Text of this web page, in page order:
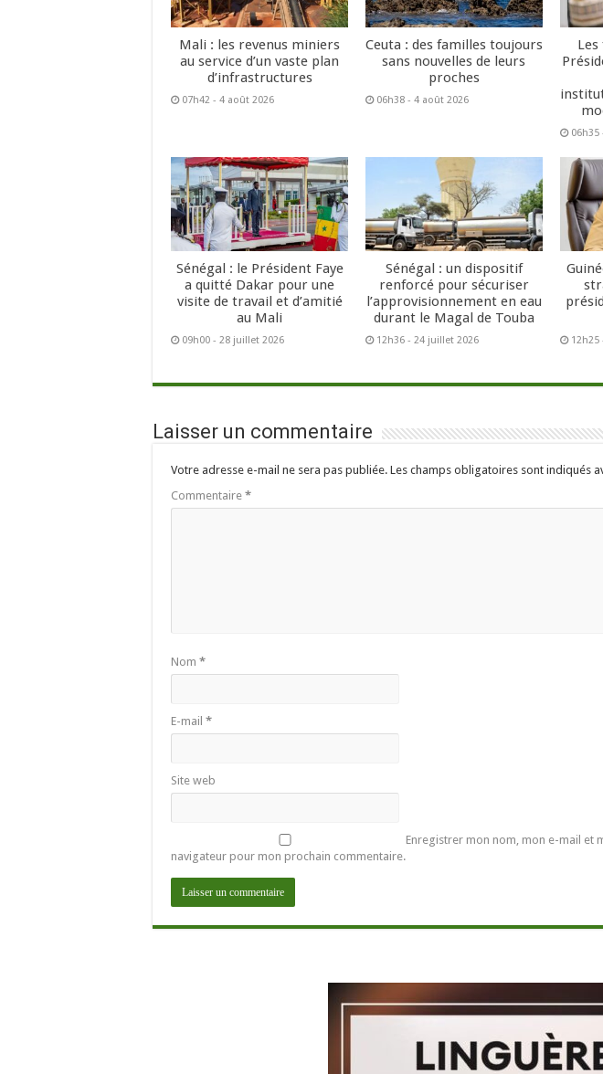
Mali : les revenus miniers
au service d’un vaste plan
d’infrastructures
07h42 - 4 août 2026
Ceuta : des familles toujours
sans nouvelles de leurs
proches
06h38 - 4 août 2026
06h35
Sénégal : le Président Faye
a quitté Dakar pour une
visite de travail et d’amitié
au Mali
09h00 - 28 juillet 2026
Sénégal : un dispositif
renforcé pour sécuriser
l’approvisionnement en eau
durant le Magal de Touba
12h36 - 24 juillet 2026 12h25
Laisser un commentaire
Votre adresse e-mail ne sera pas publiée. Les champs obligatoires sont indiqués
Commentaire *
Nom *
E-mail *
Site web
Enregistrer mon nom, mon e-mail et
navigateur pour mon prochain commentaire.